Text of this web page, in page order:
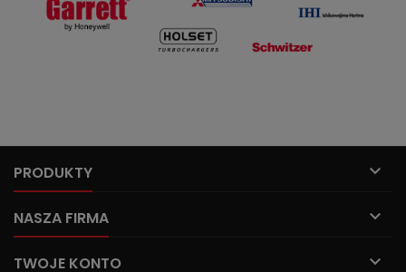
PRODUKTY 
NASZA FIRMA 
TWOJE KONTO 